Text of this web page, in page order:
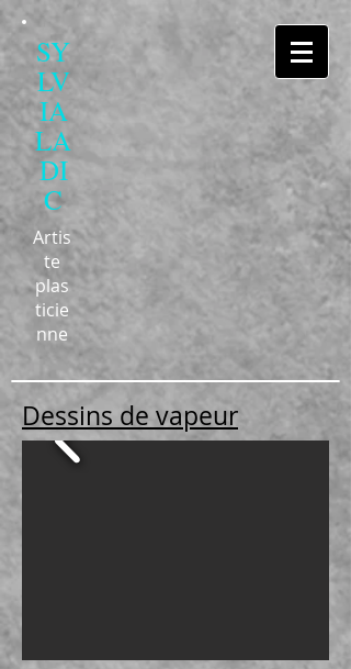
SY
LV
IA
LA
DI
C
Artis
te
plas
ticie
nne
Dessins de vapeur